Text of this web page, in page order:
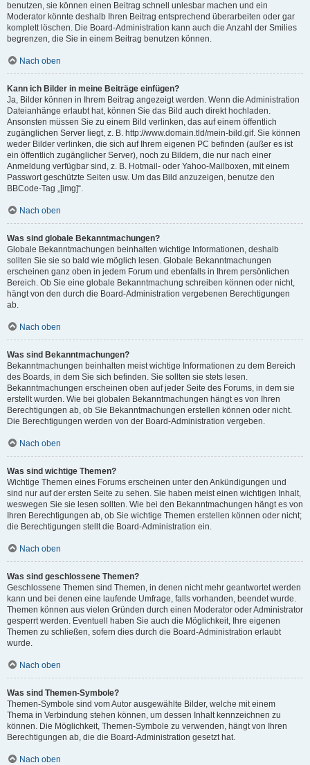
benutzen, sie können einen Beitrag schnell unlesbar machen und ein
Moderator könnte deshalb Ihren Beitrag entsprechend überarbeiten oder gar
komplett löschen. Die Board-Administration kann auch die Anzahl der Smilies
begrenzen, die Sie in einem Beitrag benutzen können.
Nach oben
Kann ich Bilder in meine Beiträge einfügen?
Ja, Bilder können in Ihrem Beitrag angezeigt werden. Wenn die Administration
Dateianhänge erlaubt hat, können Sie das Bild auch direkt hochladen.
Ansonsten müssen Sie zu einem Bild verlinken, das auf einem öffentlich
zugänglichen Server liegt, z. B. http://www.domain.tld/mein-bild.gif. Sie können
weder Bilder verlinken, die sich auf Ihrem eigenen PC befinden (außer es ist
ein öffentlich zugänglicher Server), noch zu Bildern, die nur nach einer
Anmeldung verfügbar sind, z. B. Hotmail- oder Yahoo-Mailboxen, mit einem
Passwort geschützte Seiten usw. Um das Bild anzuzeigen, benutze den
BBCode-Tag „[img]“.
Nach oben
Was sind globale Bekanntmachungen?
Globale Bekanntmachungen beinhalten wichtige Informationen, deshalb
sollten Sie sie so bald wie möglich lesen. Globale Bekanntmachungen
erscheinen ganz oben in jedem Forum und ebenfalls in Ihrem persönlichen
Bereich. Ob Sie eine globale Bekanntmachung schreiben können oder nicht,
hängt von den durch die Board-Administration vergebenen Berechtigungen
ab.
Nach oben
Was sind Bekanntmachungen?
Bekanntmachungen beinhalten meist wichtige Informationen zu dem Bereich
des Boards, in dem Sie sich befinden. Sie sollten sie stets lesen.
Bekanntmachungen erscheinen oben auf jeder Seite des Forums, in dem sie
erstellt wurden. Wie bei globalen Bekanntmachungen hängt es von Ihren
Berechtigungen ab, ob Sie Bekanntmachungen erstellen können oder nicht.
Die Berechtigungen werden von der Board-Administration vergeben.
Nach oben
Was sind wichtige Themen?
Wichtige Themen eines Forums erscheinen unter den Ankündigungen und
sind nur auf der ersten Seite zu sehen. Sie haben meist einen wichtigen Inhalt,
weswegen Sie sie lesen sollten. Wie bei den Bekanntmachungen hängt es von
Ihren Berechtigungen ab, ob Sie wichtige Themen erstellen können oder nicht;
die Berechtigungen stellt die Board-Administration ein.
Nach oben
Was sind geschlossene Themen?
Geschlossene Themen sind Themen, in denen nicht mehr geantwortet werden
kann und bei denen eine laufende Umfrage, falls vorhanden, beendet wurde.
Themen können aus vielen Gründen durch einen Moderator oder Administrator
gesperrt werden. Eventuell haben Sie auch die Möglichkeit, Ihre eigenen
Themen zu schließen, sofern dies durch die Board-Administration erlaubt
wurde.
Nach oben
Was sind Themen-Symbole?
Themen-Symbole sind vom Autor ausgewählte Bilder, welche mit einem
Thema in Verbindung stehen können, um dessen Inhalt kennzeichnen zu
können. Die Möglichkeit, Themen-Symbole zu verwenden, hängt von Ihren
Berechtigungen ab, die die Board-Administration gesetzt hat.
Nach oben